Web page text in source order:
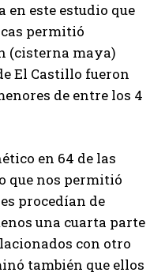
en este estudio que
permitió
(cisterna maya)
El Castillo fueron
de entre los 4
en 64 de las
que nos permitió
procedían de
una cuarta parte
con otro
también que ellos